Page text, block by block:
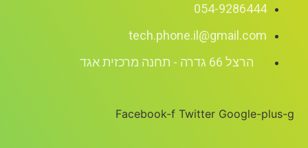
054-9286444
tech.phone.il@gmail.com
הרצל 66 גדרה - תחנה מרכזית אגד
Facebook-f Twitter Google-plus-g